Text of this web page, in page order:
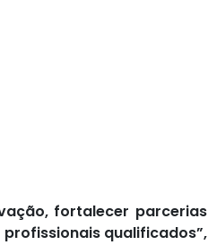
fortalecer parcerias
qualificados”,